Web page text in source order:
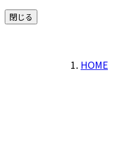
閉じる
HOME